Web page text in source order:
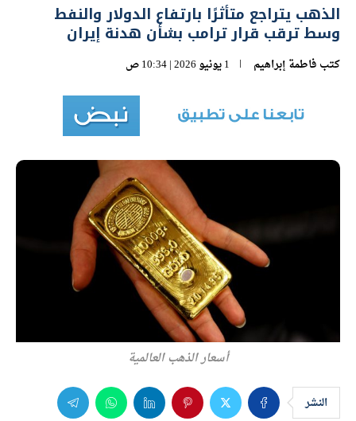
الذهب يتراجع متأثرًا بارتفاع الدولار والنفط
وسط ترقب قرار ترامب بشأن هدنة إيران
كتب فاطمة إبراهيم 1 يونيو 2026 | 10:34 ص
أسعار الذهب العالمية
النشر